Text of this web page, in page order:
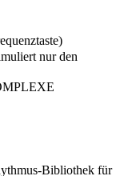
nur den
Bibliothek für